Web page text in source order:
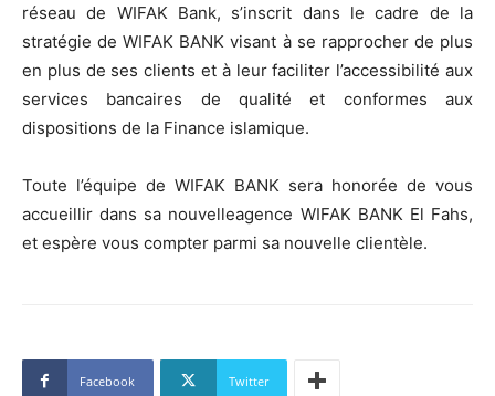
réseau de WIFAK Bank, s’inscrit dans le cadre de la
stratégie de WIFAK BANK visant à se rapprocher de plus
en plus de ses clients et à leur faciliter l’accessibilité aux
services bancaires de qualité et conformes aux
dispositions de la Finance islamique.
Toute l’équipe de WIFAK BANK sera honorée de vous
accueillir dans sa nouvelleagence WIFAK BANK El Fahs,
et espère vous compter parmi sa nouvelle clientèle.
Facebook Twitter